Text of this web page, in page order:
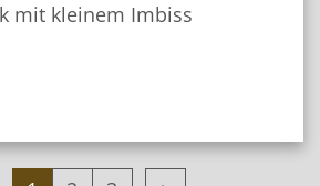
mit kleinem Imbiss